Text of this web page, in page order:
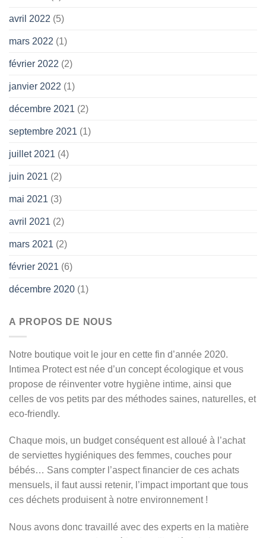
avril 2022 (5)
mars 2022 (1)
février 2022 (2)
janvier 2022 (1)
décembre 2021 (2)
septembre 2021 (1)
juillet 2021 (4)
juin 2021 (2)
mai 2021 (3)
avril 2021 (2)
mars 2021 (2)
février 2021 (6)
décembre 2020 (1)
A PROPOS DE NOUS
Notre boutique voit le jour en cette fin d’année 2020.
Intimea Protect est née d’un concept écologique et vous
propose de réinventer votre hygiène intime, ainsi que
celles de vos petits par des méthodes saines, naturelles, et
eco-friendly.
Chaque mois, un budget conséquent est alloué à l’achat
de serviettes hygiéniques des femmes, couches pour
bébés… Sans compter l’aspect financier de ces achats
mensuels, il faut aussi retenir, l’impact important que tous
ces déchets produisent à notre environnement !
Nous avons donc travaillé avec des experts en la matière